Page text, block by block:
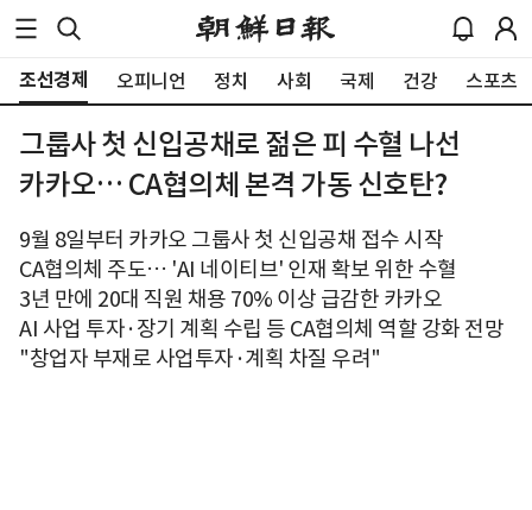
조선경제 오피니언 정치 사회 국제 건강 스포츠
그룹사 첫 신입공채로 젊은 피 수혈 나선
카카오… CA협의체 본격 가동 신호탄?
9월 8일부터 카카오 그룹사 첫 신입공채 접수 시작
CA협의체 주도… 'AI 네이티브' 인재 확보 위한 수혈
3년 만에 20대 직원 채용 70% 이상 급감한 카카오
AI 사업 투자·장기 계획 수립 등 CA협의체 역할 강화 전망
"창업자 부재로 사업투자·계획 차질 우려"